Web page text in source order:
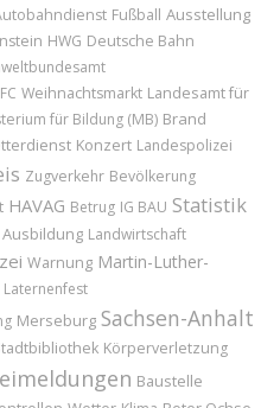
Fußball Ausstellung
HWG Deutsche Bahn
Weihnachtsmarkt Landesamt für
für Bildung (MB) Brand
Konzert Landespolizei
Zugverkehr Bevölkerung
HAVAG Betrug IG BAU Statistik
Ausbildung Landwirtschaft
Warnung Martin-Luther-
Laternenfest
Merseburg Sachsen-Anhalt
Körperverletzung
Baustelle